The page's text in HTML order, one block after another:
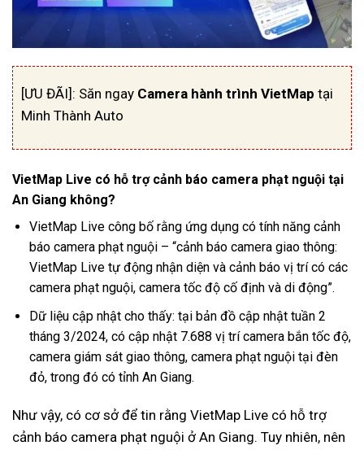
[ƯU ĐÃI]: Săn ngay Camera hành trình VietMap tại
Minh Thành Auto
VietMap Live có hỗ trợ cảnh báo camera phạt nguội tại
An Giang không?
VietMap Live công bố rằng ứng dụng có tính năng cảnh
báo camera phạt nguội – “cảnh báo camera giao thông:
VietMap Livetự động nhận diện và cảnh báo vị trí có các
camera phạt nguội, camera tốc độ cố định và di động”.
Dữ liệu cập nhật cho thấy: tại bản đồ cập nhật tuần 2
tháng 3/2024, có cập nhật 7.688 vị trí camera bắn tốc độ,
camera giám sát giao thông, camera phạt nguội tại đèn
đỏ, trong đó có tỉnh An Giang.
Như vậy, có cơ sở để tin rằng VietMap Live có hỗ trợ
cảnh báo camera phạt nguội ở An Giang. Tuy nhiên, nên